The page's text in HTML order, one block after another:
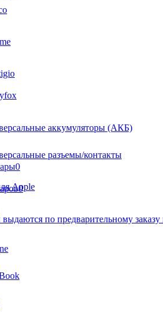
0
0
по предварительному заказу
аккумуляторы (АКБ)
разъемы/контакты
Apple